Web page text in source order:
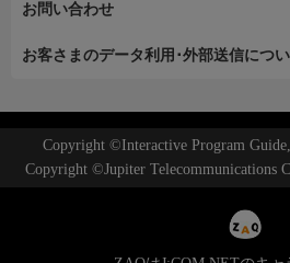
お問い合わせ
お客さまのデータ利用･外部送信につ
Copyright ©Interactive Program
Copyright ©Jupiter Telecommunications